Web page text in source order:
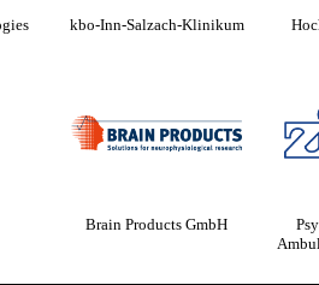
kbo-Inn-Salzach-Klinikum
Brain Products GmbH